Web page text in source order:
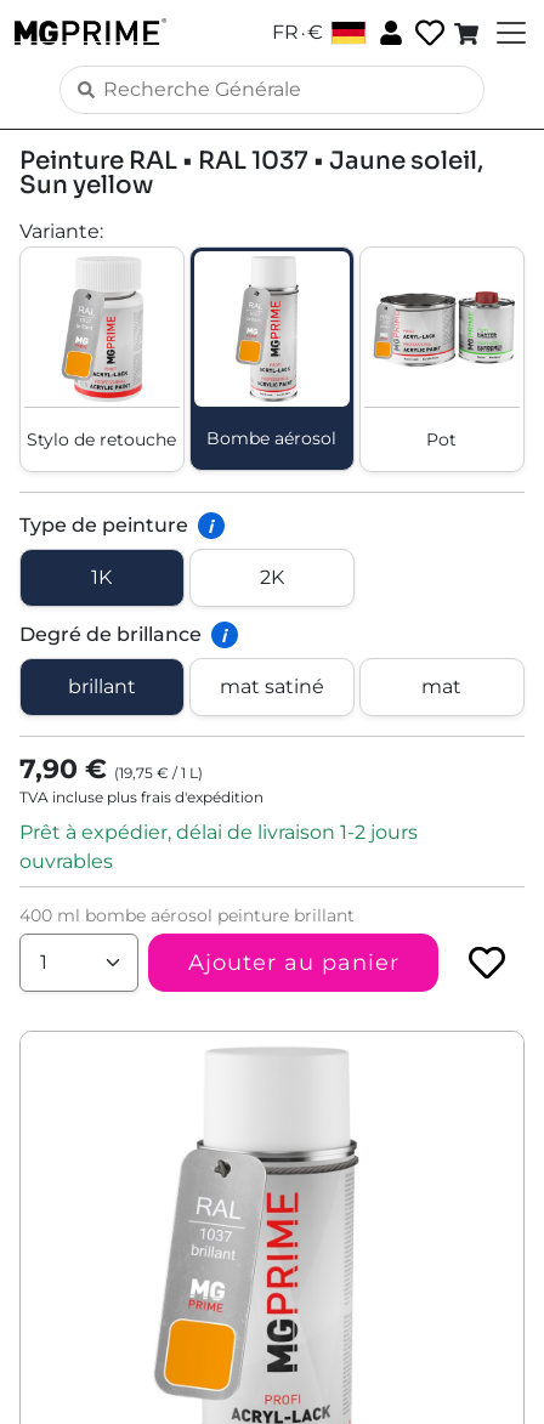
FR .€
Peinture RAL • RAL 1037 • Jaune soleil,
Sun yellow
Variante:
Stylo de retouche Bombe aérosol Pot
Type de peinture i
1K 2K
Degré de brillance i
brillant mat satiné mat
7,90 € (19,75 € /1 L )
TVA incluse plus frais d'expédition
Prêt à expédier, délai de livraison 1-2 jours
ouvrables
400 ml bombe aérosol peinture brillant
Ajouter au panier